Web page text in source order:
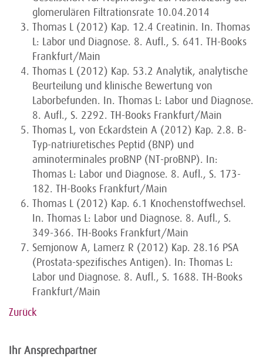
glomerulären Filtrationsrate 10.04.2014
Thomas L (2012) Kap. 12.4 Creatinin. In. Thomas
L: Labor und Diagnose. 8. Aufl., S. 641. TH-Books
Frankfurt/Main
Thomas L (2012) Kap. 53.2 Analytik, analytische
Beurteilung und klinische Bewertung von
Laborbefunden. In. Thomas L: Labor und Diagnose.
8. Aufl., S. 2292. TH-Books Frankfurt/Main
Thomas L, von Eckardstein A (2012) Kap. 2.8. B-
Typ-natriuretisches Peptid (BNP) und
aminoterminales proBNP (NT-proBNP). In:
Thomas L: Labor und Diagnose. 8. Aufl., S. 173-
182. TH-Books Frankfurt/Main
Thomas L (2012) Kap. 6.1 Knochenstoffwechsel.
In. Thomas L: Labor und Diagnose. 8. Aufl., S.
349-366. TH-Books Frankfurt/Main
Semjonow A, Lamerz R (2012) Kap. 28.16 PSA
(Prostata-spezifisches Antigen). In: Thomas L:
Labor und Diagnose. 8. Aufl., S. 1688. TH-Books
Frankfurt/Main
Zurück
Ihr Ansprechpartner